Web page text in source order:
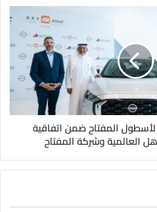
المفتاح ضمن اتفاقية
العالمية وشركة المفتاح